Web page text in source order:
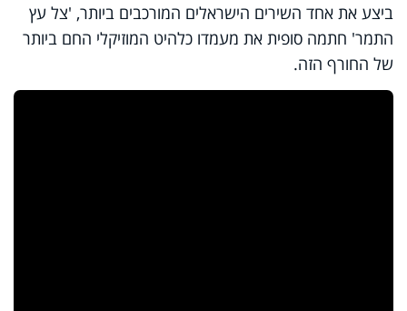
ביצע את אחד השירים הישראלים המורכבים ביותר, 'צל עץ
התמר' חתמה סופית את מעמדו כלהיט המוזיקלי החם ביותר
של החורף הזה.